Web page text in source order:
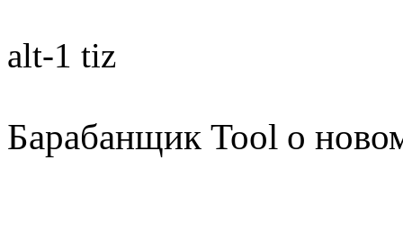
alt-1 tiz
Барабанщик Tool о